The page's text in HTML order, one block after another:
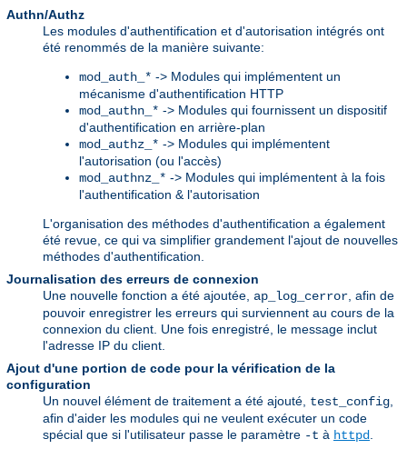
Authn/Authz
Les modules d'authentification et d'autorisation intégrés ont
été renommés de la manière suivante:
mod_auth_* -> Modules qui implémentent un
mécanisme d'authentification HTTP
mod_authn_* -> Modules qui fournissent un dispositif
d'authentification en arrière-plan
mod_authz_* -> Modules qui implémentent
l'autorisation (ou l'accès)
mod_authnz_* -> Modules qui implémentent à la fois
l'authentification & l'autorisation
L'organisation des méthodes d'authentification a également
été revue, ce qui va simplifier grandement l'ajout de nouvelles
méthodes d'authentification.
Journalisation des erreurs de connexion
Une nouvelle fonction a été ajoutée, ap_log_cerror , afin de
pouvoir enregistrer les erreurs qui surviennent au cours de la
connexion du client. Une fois enregistré, le message inclut
l'adresse IP du client.
Ajout d'une portion de code pour la vérification de la
configuration
Un nouvel élément de traitement a été ajouté, test_config
afin d'aider les modules qui ne veulent exécuter un code
spécial que si l'utilisateur passe le paramètre -t à httpd